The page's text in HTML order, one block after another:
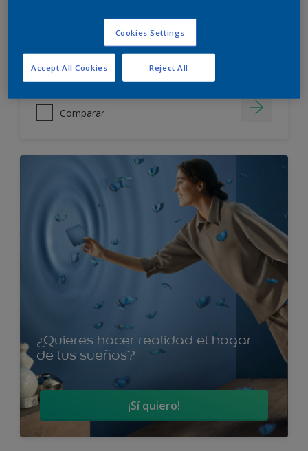
Comparar
¿Quieres hacer realidad el hogar
de tus sueños?
¡Sí quiero!
Cookies Settings
Reject All
Accept All Cookies